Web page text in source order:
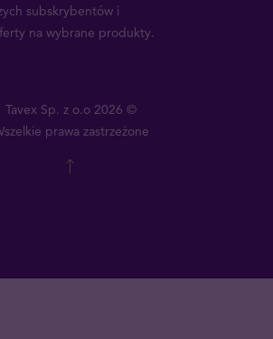
subskrybentów i
na wybrane produkty.
Tavex Sp. z o.o 2026 ©
prawa zastrzeżone